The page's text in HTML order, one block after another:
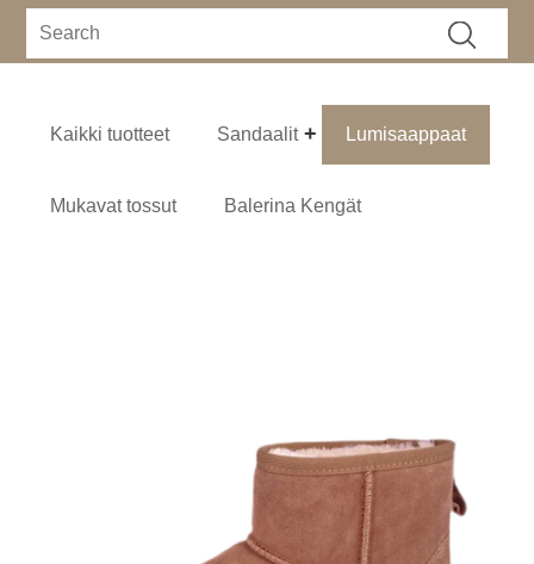
Kaikki tuotteet Sandaalit Lumisaappaat
Mukavat tossut Balerina Kengät